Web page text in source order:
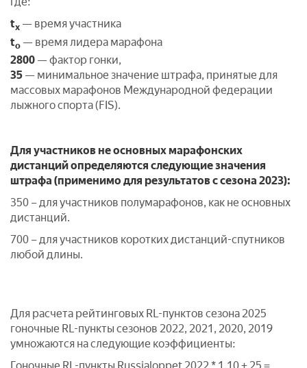
tх — время участника
tо — время лидера марафона
2800 — фактор гонки,
35 — минимальное значение штрафа, принятые для
массовых марафонов Международной федерации
лыжного спорта (FIS).
Для участников не основных марафонских
дистанций определяются следующие значения
штрафа (применимо для результатов с сезона 2023):
350 – для участников полумарафонов, как не основных
дистанций.
700 – для участников коротких дистанций-спутников
любой длины.
Для расчета рейтинговых RL-пунктов сезона 2025
гоночные RL-пункты сезонов 2022, 2021, 2020, 2019
умножаются на следующие коэффициенты: